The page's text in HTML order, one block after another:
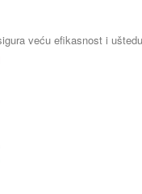
veću efikasnost i